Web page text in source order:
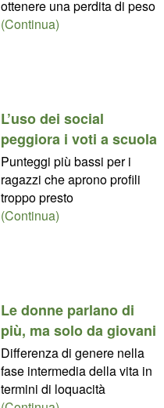
ottenere una perdita di peso
(Continua)
L’uso dei social
peggiora i voti a scuola
Punteggi più bassi per i
ragazzi che aprono profili
troppo presto
(Continua)
Le donne parlano di
più, ma solo da giovani
Differenza di genere nella
fase intermedia della vita in
termini di loquacità